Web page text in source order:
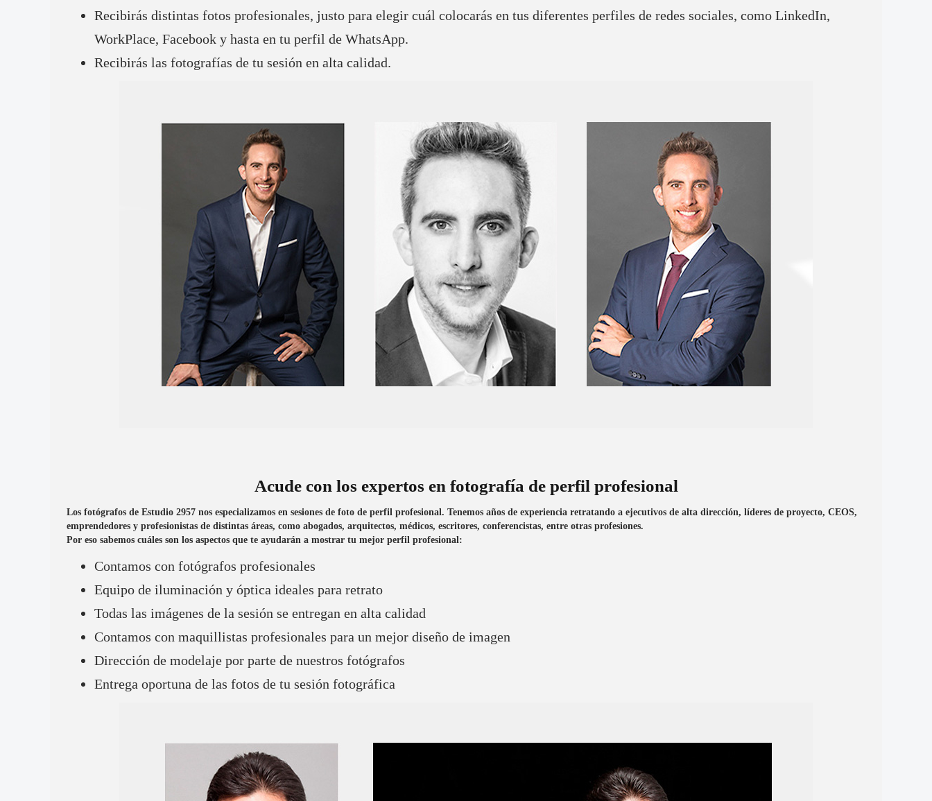
Recibirás distintas fotos profesionales, justo para elegir cuál colocarás en tus diferentes perfiles de redes sociales, como LinkedIn,
WorkPlace, Facebook y hasta en tu perfil de WhatsApp.
Recibirás las fotografías de tu sesión en alta calidad.
Acude con los expertos en fotografía de perfil profesional
Los fotógrafos de Estudio 2957 nos especializamos en sesiones de foto de perfil profesional. Tenemos años de experiencia retratando a ejecutivos de alta dirección, líderes de proyecto, CEOS,
emprendedores y profesionistas de distintas áreas, como abogados, arquitectos, médicos, escritores, conferencistas, entre otras profesiones.
Por eso sabemos cuáles son los aspectos que te ayudarán a mostrar tu mejor perfil profesional:
Contamos con fotógrafos profesionales
Equipo de iluminación y óptica ideales para retrato
Todas las imágenes de la sesión se entregan en alta calidad
Contamos con maquillistas profesionales para un mejor diseño de imagen
Dirección de modelaje por parte de nuestros fotógrafos
Entrega oportuna de las fotos de tu sesión fotográfica